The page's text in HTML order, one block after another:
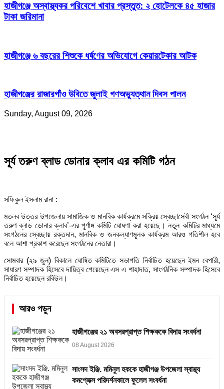
হাজীগঞ্জে অস্বাস্থ্যকর পরিবেশে খাবার প্রস্তুত: ২ হোটেলকে ৪৫ হাজার
টাকা জরিমানা
হাজীগঞ্জে ৬ বছরের শিশুকে ধর্ষণের অভিযোগে কেয়ারটেকার আটক
হাজীগঞ্জের রাজারগাঁও উবিতে জুলাই গণঅভ্যুত্থান দিবস পালন
Sunday, August 09, 2026
সূর্য তরুণ ব্লাড ডোনার ক্লাব এর কমিটি গঠন
সফিকুল ইসলাম রানা :
মতলব উত্তর উপজেলায় সামাজিক ও মানবিক কার্যক্রমে সক্রিয় স্বেচ্ছাসেবী সংগঠন ‘সূর্য
তরুণ ব্লাড ডোনার ক্লাব’-এর পূর্ণাঙ্গ কমিটি ঘোষণা করা হয়েছে। নতুন কমিটির মাধ্যমে
সংগঠনের স্বেচ্ছায় রক্তদান, মানবিক ও জনকল্যাণমূলক কার্যক্রম আরও গতিশীল হবে
বলে আশা প্রকাশ করেছেন সংগঠনের নেতারা।
সোমবার (২৯ জুন) বিকালে ঘোষিত কমিটিতে সভাপতি নির্বাচিত হয়েছেন ইমন বেপারী,
সাধারণ সম্পাদক হিসেবে দায়িত্ব পেয়েছেন এস এ শাহাদাত, সাংগঠনিক সম্পাদক হিসেবে
নির্বাচিত হয়েছেন রবিউল।
আরও পড়ুন
হাজীগঞ্জের ২১ অবসরপ্রাপ্ত শিক্ষককে বিদায় সংবর্ধনা
08 August 2026
সাংসদ ইঞ্জি. মমিনুল হককে হাজীগঞ্জ উপজেলা স্বাস্থ্য
কমপ্লেক্স পরিদর্শনকালে ফুলেল সংবর্ধনা